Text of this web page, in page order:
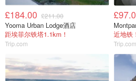
£184.00 £211.00
Yooma Urban Lodge酒店
距埃菲尔铁塔1.1km！
Trip.com
近地铁
Trip.com